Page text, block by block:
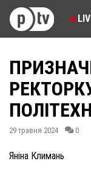
29 травня 2024 0
Яніна Климань